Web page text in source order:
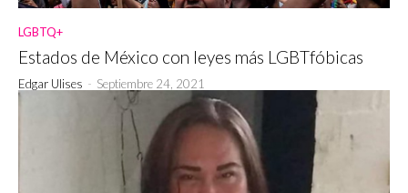
LGBTQ+
Estados de México con leyes más LGBTfóbicas
Edgar Ulises - Septiembre 24, 2021